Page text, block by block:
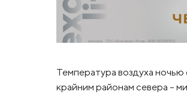
Температура воздуха
крайним районам севера –